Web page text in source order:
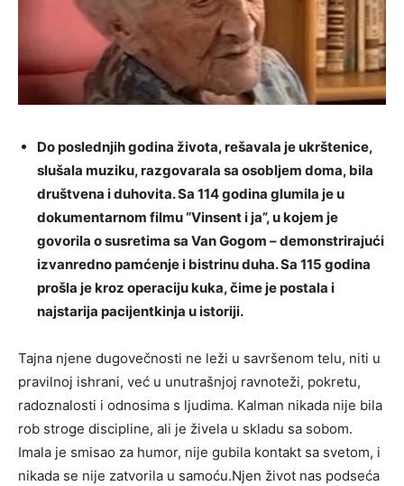
Do poslednjih godina života, rešavala je ukrštenice,
slušala muziku, razgovarala sa osobljem doma, bila
društvena i duhovita. Sa 114 godina glumila je u
dokumentarnom filmu “Vinsent i ja”, u kojem je
govorila o susretima sa Van Gogom – demonstrirajući
izvanredno pamćenje i bistrinu duha. Sa 115 godina
prošla je kroz operaciju kuka, čime je postala i
najstarija pacijentkinja u istoriji.
Tajna njene dugovečnosti ne leži u savršenom telu, niti u
pravilnoj ishrani, već u unutrašnjoj ravnoteži, pokretu,
radoznalosti i odnosima s ljudima. Kalman nikada nije bila
rob stroge discipline, ali je živela u skladu sa sobom.
Imala je smisao za humor, nije gubila kontakt sa svetom, i
nikada se nije zatvorila u samoću.Njen život nas podseća